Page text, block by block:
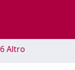
Altro